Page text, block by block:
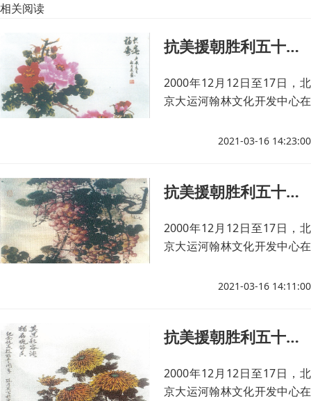
相关阅读
抗美援朝胜利五十周年书画展回顾(二十一)
2000年12月12日至17日，北
京大运河翰林文化开发中心在
隆重举办《纪念中国人民志愿
2021-03-16 14:23:00
抗美援朝胜利五十周年书画展回顾(十五)
2000年12月12日至17日，北
京大运河翰林文化开发中心在
隆重举办《纪念中国人民志愿
2021-03-16 14:11:00
抗美援朝胜利五十周年书画展回顾(十六)
2000年12月12日至17日，北
京大运河翰林文化开发中心在